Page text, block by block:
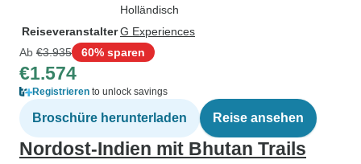
Holländisch
ReiseveranstalterG Experiences
Ab €3.935 60% sparen
€1.574
Registrieren to unlock savings
Broschüre herunterladen Reise ansehen
Nordost-Indien mit Bhutan Trails